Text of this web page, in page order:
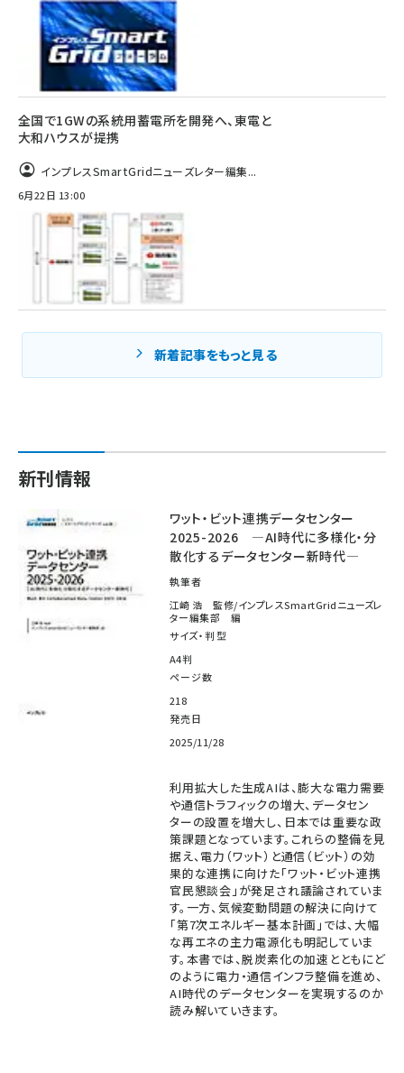
全国で1GWの系統用蓄電所を開発へ、東電と
大和ハウスが提携
インプレスSmartGridニューズレター編集...
6月22日 13:00
新着記事をもっと見る
新刊情報
ワット・ビット連携データセンター
2025-2026 ―AI時代に多様化・分
散化するデータセンター新時代―
執筆者
江崎 浩 監修/インプレスSmartGridニューズレ
ター編集部 編
サイズ・判型
A4判
ページ数
218
発売日
2025/11/28
利用拡大した生成AIは、膨大な電力需要
や通信トラフィックの増大、データセン
ターの設置を増大し、日本では重要な政
策課題となっています。これらの整備を見
据え、電力（ワット）と通信（ビット）の効
果的な連携に向けた「ワット・ビット連携
官民懇談会」が発足され議論されていま
す。一方、気候変動問題の解決に向けて
「第7次エネルギー基本計画」では、大幅
な再エネの主力電源化も明記していま
す。本書では、脱炭素化の加速とともにど
のように電力・通信インフラ整備を進め、
AI時代のデータセンターを実現するのか
読み解いていきます。